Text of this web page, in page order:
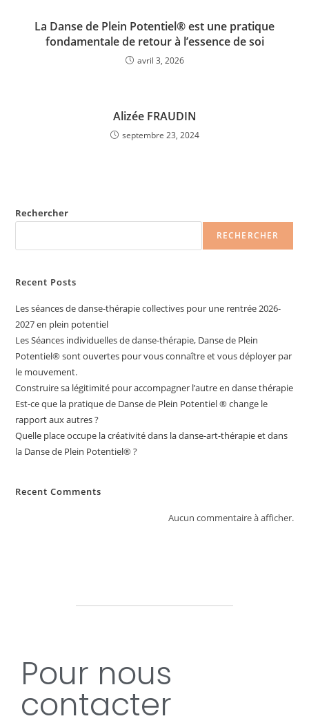
La Danse de Plein Potentiel®️ est une pratique
fondamentale de retour à l’essence de soi
avril 3, 2026
Alizée FRAUDIN
septembre 23, 2024
Rechercher
RECHERCHER
Recent Posts
Les séances de danse-thérapie collectives pour une rentrée 2026-
2027 en plein potentiel
Les Séances individuelles de danse-thérapie, Danse de Plein
Potentiel®️ sont ouvertes pour vous connaître et vous déployer par
le mouvement.
Construire sa légitimité pour accompagner l’autre en danse thérapie
Est-ce que la pratique de Danse de Plein Potentiel ® change le
rapport aux autres ?
Quelle place occupe la créativité dans la danse-art-thérapie et dans
la Danse de Plein Potentiel® ?
Recent Comments
Aucun commentaire à afficher.
Pour nous
contacter